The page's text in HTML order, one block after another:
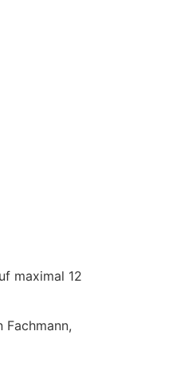
maximal 12
Fachmann,